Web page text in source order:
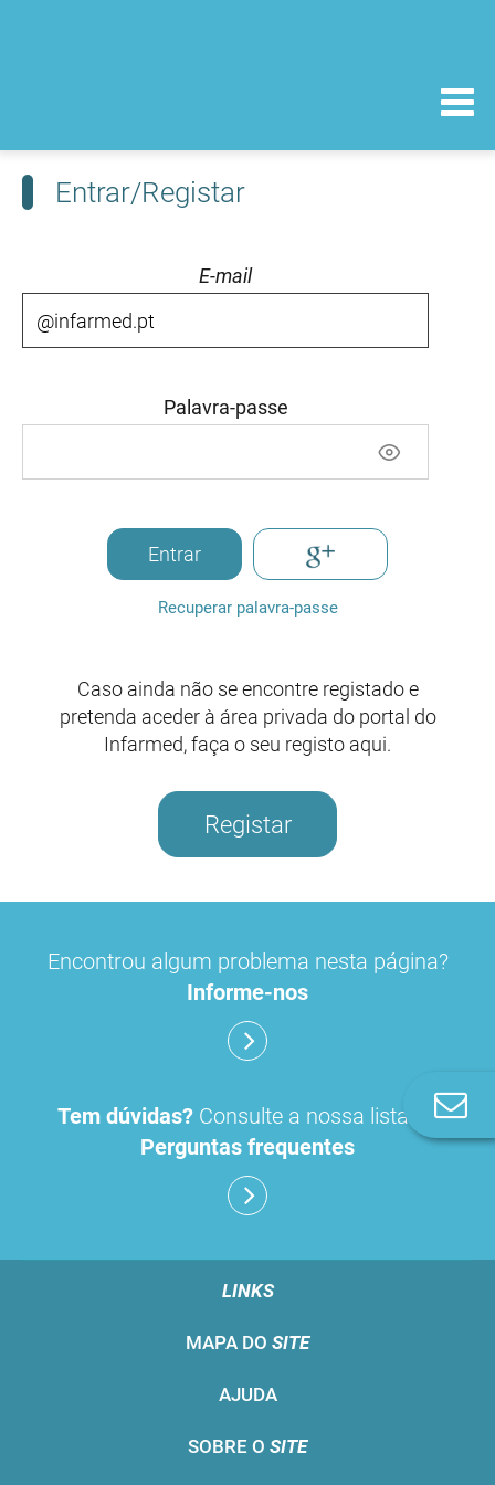
Entrar/Registar
E-mail
Palavra-passe
Entrar
Recuperar palavra-passe
Caso ainda não se encontre registado e
pretenda aceder à área privada do portal do
Infarmed, faça o seu registo aqui.
Registar
Encontrou algum problema nesta página?
Informe-nos
Tem dúvidas? Consulte a nossa lista de
Perguntas frequentes
LINKS
MAPA DO SITE
AJUDA
SOBRE O SITE